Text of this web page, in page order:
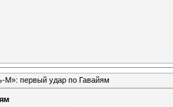
М»: первый удар по Гавайям